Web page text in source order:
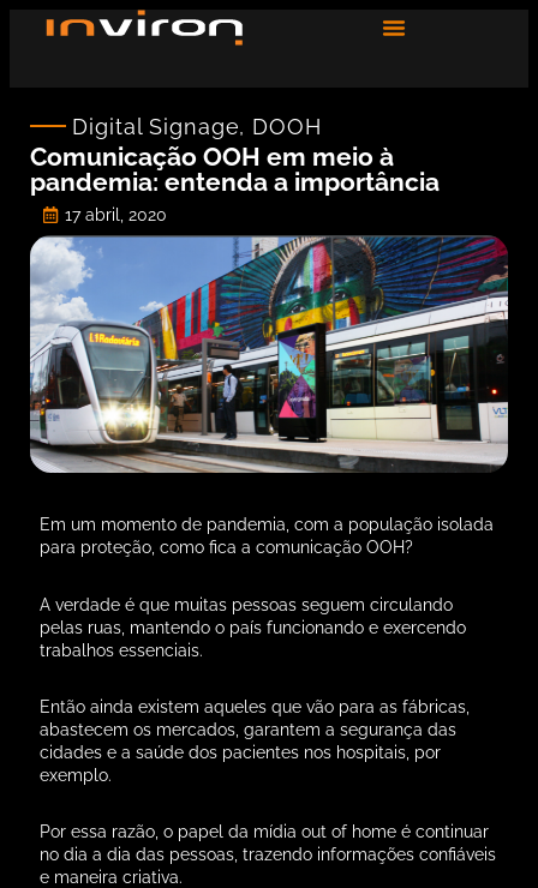
Digital Signage, DOOH
Comunicação OOH em meio à
pandemia: entenda a importância
17 abril, 2020
Em um momento de pandemia, com a população isolada
para proteção, como fica a comunicação OOH?
A verdade é que muitas pessoas seguem circulando
pelas ruas, mantendo o país funcionando e exercendo
trabalhos essenciais.
Então ainda existem aqueles que vão para as fábricas,
abastecem os mercados, garantem a segurança das
cidades e a saúde dos pacientes nos hospitais, por
exemplo.
Por essa razão, o papel da mídia out of home é continuar
no dia a dia das pessoas, trazendo informações confiáveis
e maneira criativa.